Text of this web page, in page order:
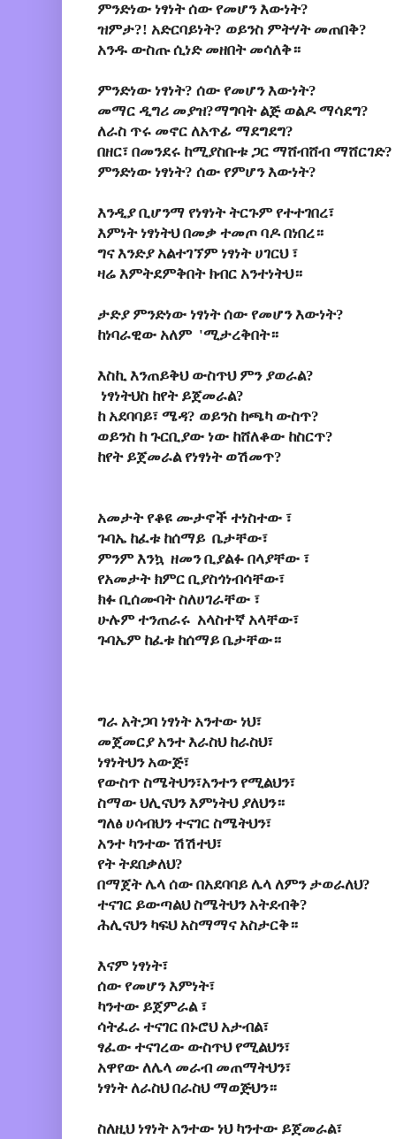
ምንድነው ነፃነት ሰው የመሆን እውነት?
ዝምታ?! አድርባይነት? ወይንስ ምትሃት መጠበቅ?
አንዱ ውስጡ ሲነድ መዘበት መሳለቅ።
ምንድነው ነፃነት? ሰው የመሆን እውነት?
መማር ዲግሪ መያዝ?ማግባት ልጅ ወልዶ ማሳደግ?
ለራስ ጥሩ መኖር ለአጥፊ ማደግደግ?
በዘር፣ በመንደሩ ከሚያስቡቱ ጋር ማሸብሸብ ማሸርገድ?
ምንድነው ነፃነት? ሰው የምሆን እውነት?
እንዲያ ቢሆንማ የነፃነት ትርጉም የተተገበረ፣
እምነት ነፃነትህ በመቃ ተመጦ ባዶ በነበረ።
ግና እንድያ አልተገኘም ነፃነት ሀገርህ ፣
ዛሬ እምትደምቅበት ክብር አንተነትህ።
ታድያ ምንድነው ነፃነት ሰው የመሆን እውነት?
ከነባራዊው አለም 'ሚታረቅበት።
እስኪ እንጠይቅህ ውስጥህ ምን ያወራል?
ነፃነትህስ ከየት ይጀመራል?
ከ አደባባይ፣ ሜዳ? ወይንስ ከጫካ ውስጥ?
ወይንስ ከ ጉርቢያው ነው ከሸለቆው ከስርጥ?
ከየት ይጀመራል የነፃነት ወሽመጥ?
አመታት የቆዩ ሙታኖች ተነስተው ፣
ጉባኤ ከፈቱ ከሰማይ ቤታቸው፣
ምንም እንኳ ዘመን ቢያልፉ በላያቸው ፣
የአመታት ክምር ቢያስጎነብሳቸው፣
ክፉ ቢሰሙባት ስለሀገራቸው ፣
ሁሉም ተንጠራሩ አላስተኛ አላቸው፣
ጉባኤም ከፈቱ ከሰማይ ቤታቸው።
ግራ አትጋባ ነፃነት አንተው ነህ፣
መጀመርያ አንተ እራስህ ከራስህ፣
ነፃነትህን አውጅ፣
የውስጥ ስሜትህን፣አንተን የሚልህን፣
ስማው ህሊናህን እምነትህ ያለህን።
ግለፅ ሀሳብህን ተናገር ስሜትህን፣
አንተ ካንተው ሽሽተህ፣
የት ትደበቃለህ?
በማጀት ሌላ ሰው በአደባባይ ሌላ ለምን ታወራለህ?
ተናገር ይውጣልህ ስሜትህን አትደብቅ?
ሕሊናህን ካፍህ አስማማና አስታርቅ።
እናም ነፃነት፣
ሰው የመሆን እምነት፣
ካንተው ይጀምራል ፣
ሳትፈራ ተናገር በኑሮህ አታብል፣
ፃፈው ተናገረው ውስጥህ የሚልህን፣
አዋየው ለሌላ መራብ መጠማትህን፣
ነፃነት ለራስህ በራስህ ማወጅህን።
ስለዚህ ነፃነት አንተው ነህ ካንተው ይጀመራል፣